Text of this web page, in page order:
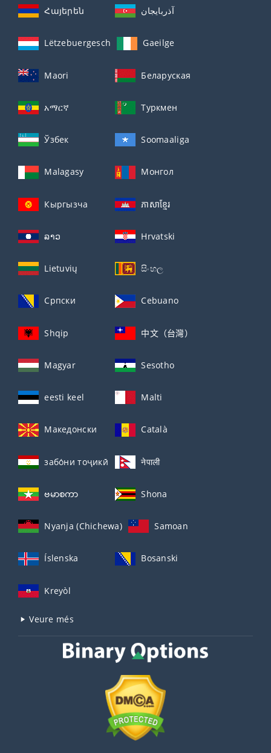
Հայերեն آذربايجان
Lëtzebuergesch Gaeilge
Maori Беларуская
አማርኛ Туркмен
Ўзбек Soomaaliga
Malagasy Монгол
Кыргызча ភាសាខ្មែរ
ລາວ Hrvatski
Lietuvių සිංහල
Српски Cebuano
Shqip 中文（台灣）
Magyar Sesotho
eesti keel Malti
Македонски Català
забо́ни тоҷикӣ́ नेपाली
ဗမာစကာ Shona
Nyanja (Chichewa) Samoan
Íslenska Bosanski
Kreyòl
Veure més